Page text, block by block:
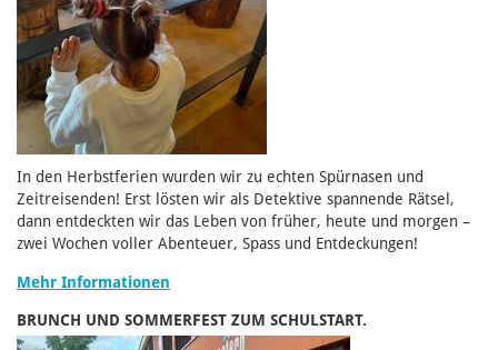
In den Herbstferien wurden wir zu echten Spürnasen und
Zeitreisenden! Erst lösten wir als Detektive spannende Rätsel,
dann entdeckten wir das Leben von früher, heute und morgen –
zwei Wochen voller Abenteuer, Spass und Entdeckungen!
Mehr Informationen
BRUNCH UND SOMMERFEST ZUM SCHULSTART.